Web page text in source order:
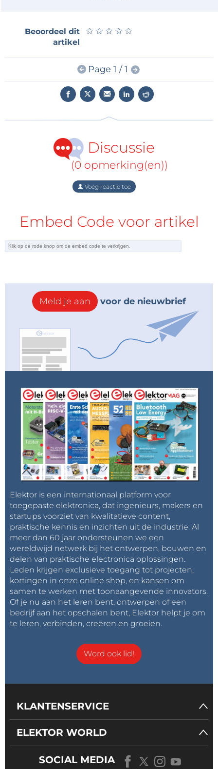
Beoordeel dit
artikel
★ ★ ★ ★ ★
★ ★ ★ ★ ★
Page 1 / 1
Discussie
(0 opmerking(en))
Voeg reactie toe
Embed Code voor artikel
Meld je aan voor de nieuwbrief
Elektor is een internationaal platform voor
toegepaste elektronica, dat ingenieurs, makers en
startups voorziet van kwalitatieve content,
praktische kennis en inzichten uit de industrie. Al
meer dan 60 jaar ondersteunen we een
wereldwijd netwerk bij het ontwerpen, bouwen en
delen van praktische electronica oplossingen.
Leden krijgen exclusieve toegang tot projecten,
kortingen in onze online shop, en kansen om
samen te werken met toonaangevende innovators.
Of je nu aan het leren bent, ontwerpen of een
bedrijf aan het opschalen bent, Elektor helpt je om
te leren, verbinden, creëren en groeien.
Word ook lid!
KLANTENSERVICE
ELEKTOR WORLD
SOCIAL MEDIA